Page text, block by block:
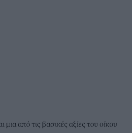
μια από τις βασικές αξίες του οίκου